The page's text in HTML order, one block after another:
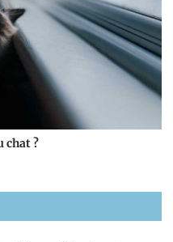
chat ?